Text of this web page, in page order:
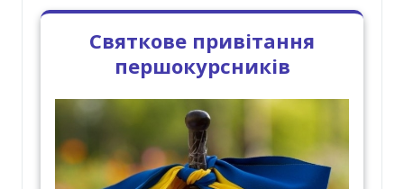
Святкове привітання
першокурсників